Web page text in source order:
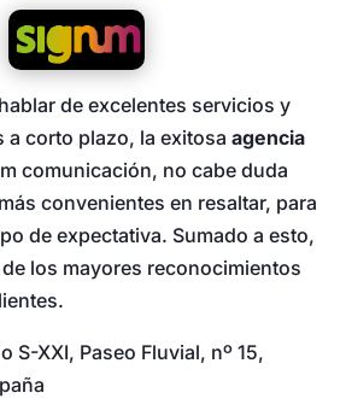
de excelentes servicios y
a corto plazo, la exitosaagencia
comunicación, no cabe duda
convenientes en resaltar, para
de expectativa. Sumado a esto,
los mayores reconocimientos
S-XXI, Paseo Fluvial, nº 15,